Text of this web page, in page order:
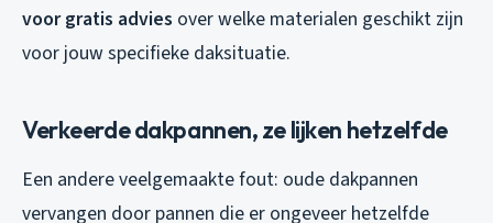
voor gratis advies over welke materialen geschikt zijn
voor jouw specifieke daksituatie.
Verkeerde dakpannen, ze lijken hetzelfde
Een andere veelgemaakte fout: oude dakpannen
vervangen door pannen die er ongeveer hetzelfde